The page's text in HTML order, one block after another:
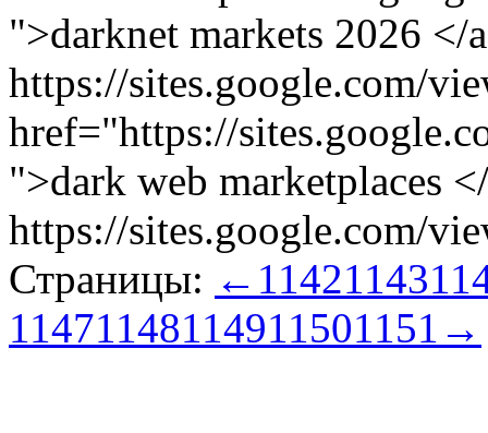
">darknet markets 2026 </
https://sites.google.com/
href="https://
">dark web marketplaces
https://sites.google.com/
Страницы: ← 11421143
11471148114911501151 →